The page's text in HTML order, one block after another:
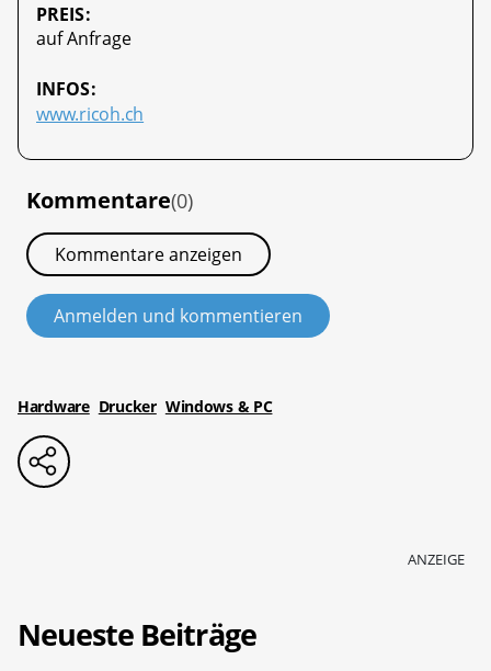
PREIS:
auf Anfrage
INFOS:
www.ricoh.ch
Kommentare(0)
Kommentare anzeigen
Anmelden und kommentieren
Hardware Drucker Windows & PC
ANZEIGE
Neueste Beiträge